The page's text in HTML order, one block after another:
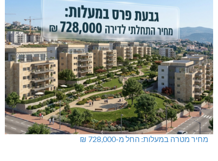
מחיר מטרה במעלות: החל מ-728,000 ₪